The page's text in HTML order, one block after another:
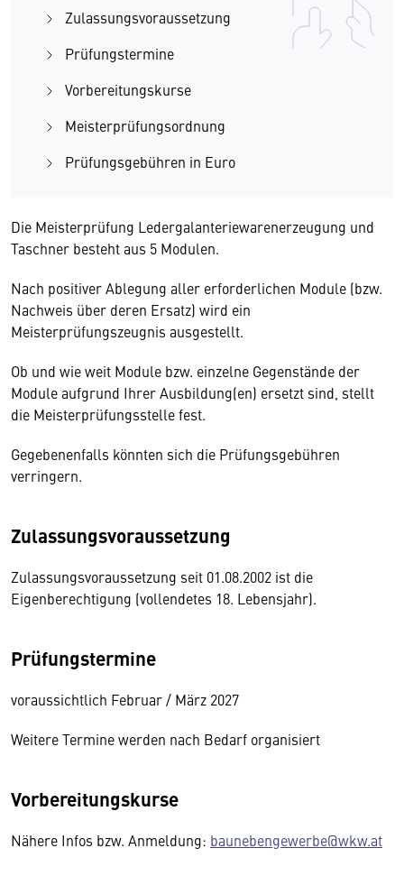
Zulassungsvoraussetzung
Prüfungstermine
Vorbereitungskurse
Meisterprüfungsordnung
Prüfungsgebühren in Euro
Die Meisterprüfung Ledergalanteriewarenerzeugung und
Taschner besteht aus 5 Modulen.
Nach positiver Ablegung aller erforderlichen Module (bzw.
Nachweis über deren Ersatz) wird ein
Meisterprüfungszeugnis ausgestellt.
Ob und wie weit Module bzw. einzelne Gegenstände der
Module aufgrund Ihrer Ausbildung(en) ersetzt sind, stellt
die Meisterprüfungsstelle fest.
Gegebenenfalls könnten sich die Prüfungsgebühren
verringern.
Zulassungsvoraussetzung
Zulassungsvoraussetzung seit 01.08.2002 ist die
Eigenberechtigung (vollendetes 18. Lebensjahr).
Prüfungstermine
voraussichtlich Februar / März 2027
Weitere Termine werden nach Bedarf organisiert
Vorbereitungskurse
Nähere Infos bzw. Anmeldung: baunebengewerbe@wkw.at